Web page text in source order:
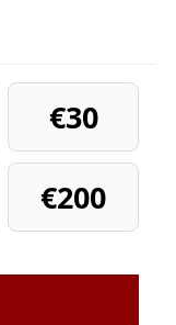
€30
€200